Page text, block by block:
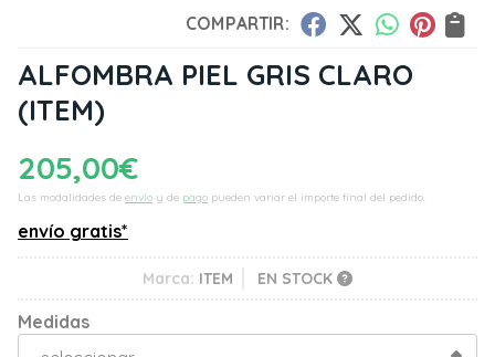
COMPARTIR:
ALFOMBRA PIEL GRIS CLARO
(ITEM)
205,00€
Las modalidades de envío y de pago pueden variar el importe final del pedido.
envío gratis*
Marca: ITEM EN STOCK
Medidas